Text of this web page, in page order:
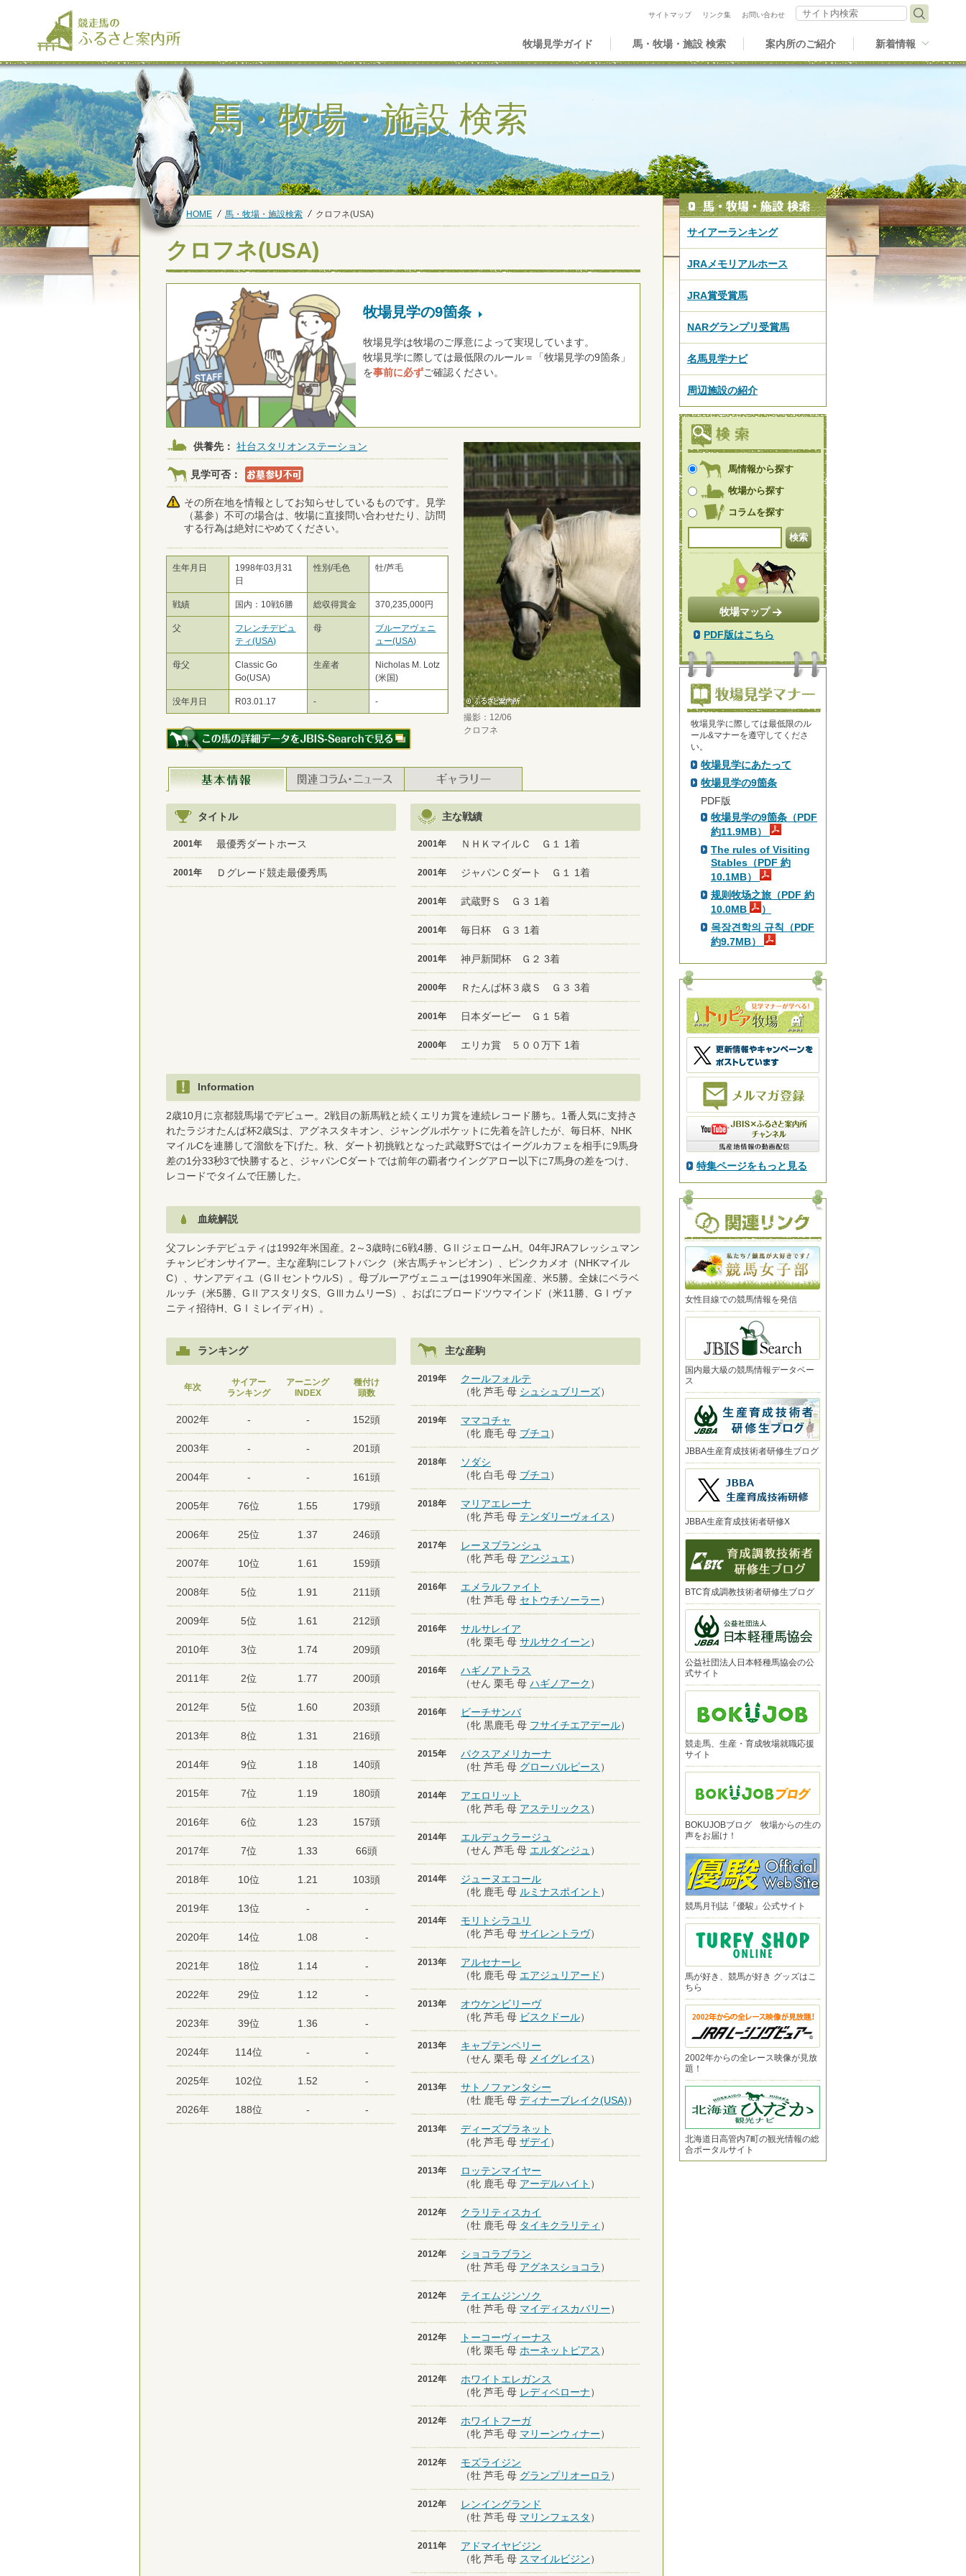
牧場見学ガイド 馬・牧場・施設 検索 案内所のご紹介 新着情報
サイトマップ リンク集 お問い合わせ
サイト内検索
馬・牧場・施設 検索
HOME 馬・牧場・施設検索 クロフネ(USA)
クロフネ(USA)
牧場見学の9箇条
牧場見学は牧場のご厚意によって実現しています。
牧場見学に際しては最低限のルール＝「牧場見学の9箇条」
を事前に必ずご確認ください。
撮影：12/06
クロフネ
供養先： 社台スタリオンステーション
見学可否：
その所在地を情報としてお知らせしているものです。見学
（墓参）不可の場合は、牧場に直接問い合わせたり、訪問
する行為は絶対にやめてください。
生年月日
1998年03月31
日
性別/毛色 牡/芦毛
戦績 国内：10戦6勝 総収得賞金 370,235,000円
父
フレンチデピュ
ティ(USA)
母
ブルーアヴェニ
ュー(USA)
母父
Classic Go
Go(USA)
生産者
Nicholas M. Lotz
(米国)
没年月日 R03.01.17 - -
タイトル
2001年 最優秀ダートホース
2001年 Ｄグレード競走最優秀馬
主な戦績
2001年 ＮＨＫマイルＣ Ｇ１ 1着
2001年 ジャパンＣダート Ｇ１ 1着
2001年 武蔵野Ｓ Ｇ３ 1着
2001年 毎日杯 Ｇ３ 1着
2001年 神戸新聞杯 Ｇ２ 3着
2000年 Ｒたんぱ杯３歳Ｓ Ｇ３ 3着
2001年 日本ダービー Ｇ１ 5着
2000年 エリカ賞 ５００万下 1着
Information
2歳10月に京都競馬場でデビュー。2戦目の新馬戦と続くエリカ賞を連続レコード勝ち。1番人気に支持さ
れたラジオたんぱ杯2歳Sは、アグネスタキオン、ジャングルポケットに先着を許したが、毎日杯、NHK
マイルCを連勝して溜飲を下げた。秋、ダート初挑戦となった武蔵野Sではイーグルカフェを相手に9馬身
差の1分33秒3で快勝すると、ジャパンCダートでは前年の覇者ウイングアロー以下に7馬身の差をつけ、
レコードでタイムで圧勝した。
血統解説
父フレンチデピュティは1992年米国産。2～3歳時に6戦4勝、GⅡジェロームH。04年JRAフレッシュマン
チャンピオンサイアー。主な産駒にレフトバンク（米古馬チャンピオン）、ピンクカメオ（NHKマイル
C）、サンアディユ（GⅡセントウルS）。母ブルーアヴェニューは1990年米国産、米5勝。全妹にベラベ
ルッチ（米5勝、GⅡアスタリタS、GⅢカムリーS）、おばにブロードツウマインド（米11勝、GⅠヴァ
ニティ招待H、GⅠミレイディH）。
ランキング
年次
サイアー
ランキング
アーニング
INDEX
種付け
頭数
2002年 - - 152頭
2003年 - - 201頭
2004年 - - 161頭
2005年 76位 1.55 179頭
2006年 25位 1.37 246頭
2007年 10位 1.61 159頭
2008年 5位 1.91 211頭
2009年 5位 1.61 212頭
2010年 3位 1.74 209頭
2011年 2位 1.77 200頭
2012年 5位 1.60 203頭
2013年 8位 1.31 216頭
2014年 9位 1.18 140頭
2015年 7位 1.19 180頭
2016年 6位 1.23 157頭
2017年 7位 1.33 66頭
2018年 10位 1.21 103頭
2019年 13位 - -
2020年 14位 1.08 -
2021年 18位 1.14 -
2022年 29位 1.12 -
2023年 39位 1.36 -
2024年 114位 - -
2025年 102位 1.52 -
2026年 188位 - -
主な産駒
2019年
クールフォルテ
（牝 芦毛 母 シュシュブリーズ）
2019年
ママコチャ
（牝 鹿毛 母 ブチコ ）
2018年
ソダシ
（牝 白毛 母 ブチコ ）
2018年
マリアエレーナ
（牝 芦毛 母 テンダリーヴォイス ）
2017年
レーヌブランシュ
（牝 芦毛 母 アンジュエ）
2016年
エメラルファイト
（牡 芦毛 母 セトウチソーラー）
2016年
サルサレイア
（牝 栗毛 母 サルサクイーン）
2016年
ハギノアトラス
（せん 栗毛 母 ハギノアーク ）
2016年
ビーチサンバ
（牝 黒鹿毛 母 フサイチエアデール）
2015年
パクスアメリカーナ
（牡 芦毛 母 グローバルピース ）
2014年
アエロリット
（牝 芦毛 母 アステリックス ）
2014年
エルデュクラージュ
（せん 芦毛 母 エルダンジュ ）
2014年
ジューヌエコール
（牝 鹿毛 母 ルミナスポイント ）
2014年
モリトシラユリ
（牝 芦毛 母 サイレントラヴ）
2013年
アルセナーレ
（牝 鹿毛 母 エアジュリアード ）
2013年
オウケンビリーヴ
（牝 芦毛 母 ビスクドール）
2013年
キャプテンペリー
（せん 栗毛 母 メイグレイス ）
2013年
サトノファンタシー
（牡 鹿毛 母 ディナーブレイク(USA)）
2013年
ディーズプラネット
（牝 芦毛 母 ザデイ ）
2013年
ロッテンマイヤー
（牝 鹿毛 母 アーデルハイト ）
2012年
クラリティスカイ
（牡 鹿毛 母 タイキクラリティ ）
2012年
ショコラブラン
（牡 芦毛 母 アグネスショコラ ）
2012年
テイエムジンソク
（牡 芦毛 母 マイディスカバリー）
2012年
トーコーヴィーナス
（牝 栗毛 母 ホーネットピアス ）
2012年
ホワイトエレガンス
（牝 芦毛 母 レディベローナ）
2012年
ホワイトフーガ
（牝 芦毛 母 マリーンウィナー）
2012年
モズライジン
（牡 芦毛 母 グランプリオーロラ ）
2012年
レンイングランド
（牡 芦毛 母 マリンフェスタ ）
2011年
アドマイヤビジン
（牝 芦毛 母 スマイルビジン）
サイアーランキング
JRAメモリアルホース
JRA賞受賞馬
NARグランプリ受賞馬
名馬見学ナビ
周辺施設の紹介
馬情報から探す
牧場から探す
コラムを探す
牧場マップ
PDF版はこちら
牧場見学に際しては最低限のル
ール&マナーを遵守してくださ
い。
牧場見学にあたって
牧場見学の9箇条
PDF版
牧場見学の9箇条（PDF
約11.9MB）
The rules of Visiting
Stables（PDF 約
10.1MB）
规则牧场之旅（PDF 約
10.0MB
）
목장견학의 규칙（PDF
約9.7MB）
特集ページをもっと見る
女性目線での競馬情報を発信
国内最大級の競馬情報データベー
ス
JBBA生産育成技術者研修生ブログ
JBBA生産育成技術者研修X
BTC育成調教技術者研修生ブログ
公益社団法人日本軽種馬協会の公
式サイト
競走馬、生産・育成牧場就職応援
サイト
BOKUJOBブログ 牧場からの生の
声をお届け！
競馬月刊誌『優駿』公式サイト
馬が好き、競馬が好き グッズはこ
ちら
2002年からの全レース映像が見放
題！
北海道日高管内7町の観光情報の総
合ポータルサイト